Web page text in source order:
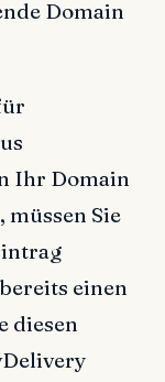
Domain
Ihr Domain
Sie
einen
diesen